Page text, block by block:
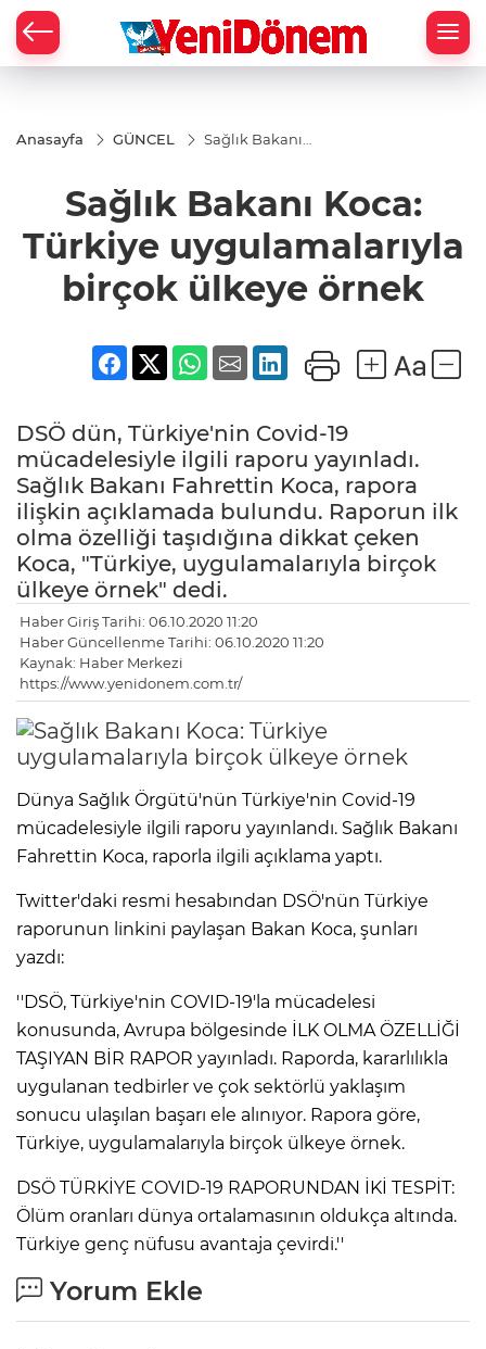
Anasayfa GÜNCEL
Sağlık Bakanı
birçok ülkeye
örnek
Sağlık Bakanı Koca:
Türkiye uygulamalarıyla
birçok ülkeye örnek
DSÖ dün, Türkiye'nin Covid-19
mücadelesiyle ilgili raporu yayınladı.
Sağlık Bakanı Fahrettin Koca, rapora
ilişkin açıklamada bulundu. Raporun ilk
olma özelliği taşıdığına dikkat çeken
Koca, "Türkiye, uygulamalarıyla birçok
ülkeye örnek" dedi.
Haber Giriş Tarihi: 06.10.2020 11:20
Haber Güncellenme Tarihi: 06.10.2020 11:20
Kaynak: Haber Merkezi
https://www.yenidonem.com.tr/
Dünya Sağlık Örgütü'nün Türkiye'nin Covid-19
mücadelesiyle ilgili raporu yayınlandı. Sağlık Bakanı
Fahrettin Koca, raporla ilgili açıklama yaptı.
Twitter'daki resmi hesabından DSÖ'nün Türkiye
raporunun linkini paylaşan Bakan Koca, şunları
yazdı:
''DSÖ, Türkiye'nin COVID-19'la mücadelesi
konusunda, Avrupa bölgesinde İLK OLMA ÖZELLİĞİ
TAŞIYAN BİR RAPOR yayınladı. Raporda, kararlılıkla
uygulanan tedbirler ve çok sektörlü yaklaşım
sonucu ulaşılan başarı ele alınıyor. Rapora göre,
Türkiye, uygulamalarıyla birçok ülkeye örnek.
DSÖ TÜRKİYE COVID-19 RAPORUNDAN İKİ TESPİT:
Ölüm oranları dünya ortalamasının oldukça altında.
Türkiye genç nüfusu avantaja çevirdi.''
Yorum Ekle